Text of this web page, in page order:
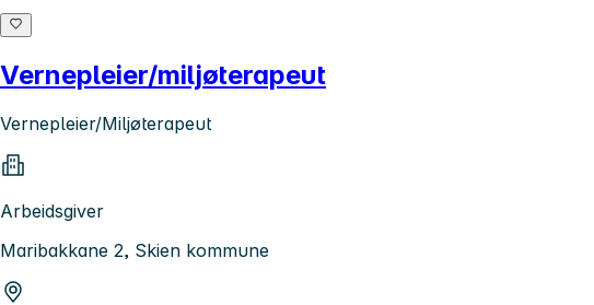
Vernepleier/miljøterapeut
Vernepleier/Miljøterapeut
Arbeidsgiver
Maribakkane 2, Skien kommune